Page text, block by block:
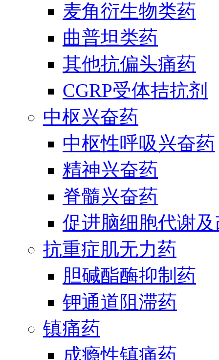
麦角衍生物类药
曲普坦类药
其他抗偏头痛药
CGRP受体拮抗剂
中枢兴奋药
中枢性呼吸兴奋药
精神兴奋药
脊髓兴奋药
促进脑细胞代谢
抗重症肌无力药
胆碱酯酶抑制药
钾通道阻滞药
镇痛药
成瘾性镇痛药